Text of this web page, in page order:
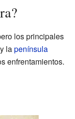
los principales
lapenínsula
enfrentamientos.